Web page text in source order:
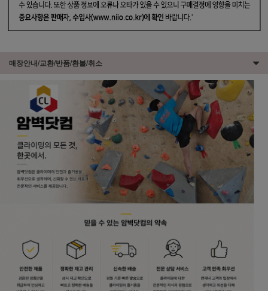
매장안내/교환/반품/환불/취소